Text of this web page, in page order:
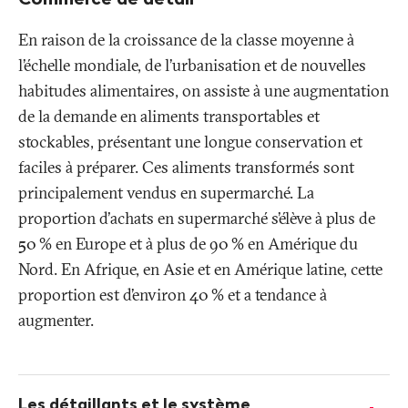
En raison de la croissance de la classe moyenne à
l’échelle mondiale, de l’urbanisation et de nouvelles
habitudes alimentaires, on assiste à une augmentation
de la demande en aliments transportables et
stockables, présentant une longue conservation et
faciles à préparer. Ces aliments transformés sont
principalement vendus en supermarché. La
proportion d'achats en supermarché s’élève à plus de
50% en Europe et à plus de 90% en Amérique du
Nord. En Afrique, en Asie et en Amérique latine, cette
proportion est d’environ 40% et a tendance à
augmenter.
d'informations